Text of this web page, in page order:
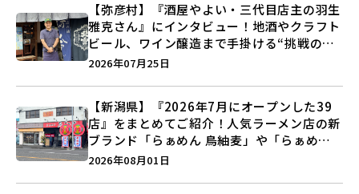
【弥彦村】『酒屋やよい・三代目店主の羽生
雅克さん』にインタビュー！地酒やクラフト
ビール、ワイン醸造まで手掛ける“挑戦の歴
史”に迫る♪
2026年07月25日
【新潟県】『2026年7月にオープンした39
店』をまとめてご紹介！人気ラーメン店の新
ブランド「らぁめん 鳥紬麦」や「らぁめん
しょうがの空」など盛りだくさん♪
2026年08月01日